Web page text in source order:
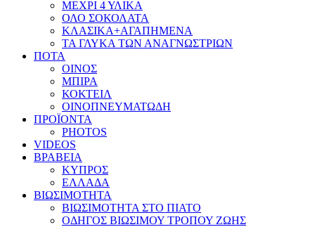
ΜΕΧΡΙ 4 ΥΛΙΚΑ
ΟΛΟ ΣΟΚΟΛΑΤΑ
ΚΛΑΣΙΚΑ+ΑΓΑΠΗΜΕΝΑ
ΤΑ ΓΛΥΚΑ ΤΩΝ ΑΝΑΓΝΩΣΤΡΙΩΝ
ΠΟΤΑ
ΟΙΝΟΣ
ΜΠΙΡΑ
ΚΟΚΤΕΙΛ
ΟΙΝΟΠΝΕΥΜΑΤΩΔΗ
ΠΡΟΪΟΝΤΑ
PHOTOS
VIDEOS
ΒΡΑΒΕΙΑ
ΚΥΠΡΟΣ
ΕΛΛΑΔΑ
ΒΙΩΣΙΜΟΤΗΤΑ
ΒΙΩΣΙΜΟΤΗΤΑ ΣΤΟ ΠΙΑΤΟ
ΟΔΗΓΟΣ ΒΙΩΣΙΜΟΥ ΤΡΟΠΟΥ ΖΩΗΣ